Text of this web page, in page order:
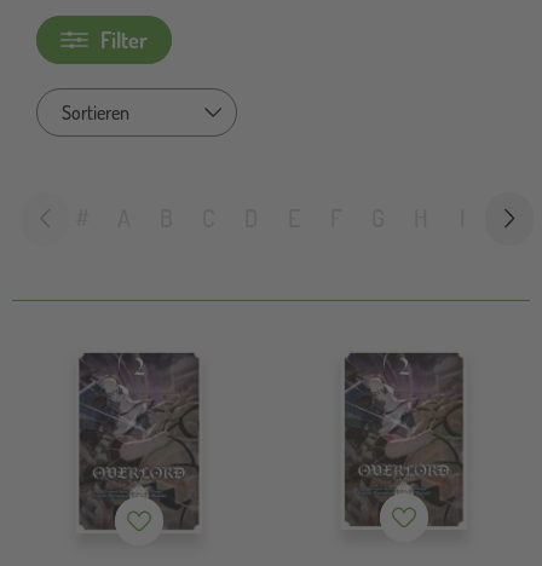
Filter
Sort by
J
Merkzettel Merkzettel